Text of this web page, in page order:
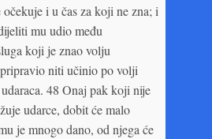
i u čas za koji ne zna; i
mu udio među
koji je znao volju
niti učinio po volji
48 Onaj pak koji nije
udarce, dobit će malo
je mnogo dano, od njega će